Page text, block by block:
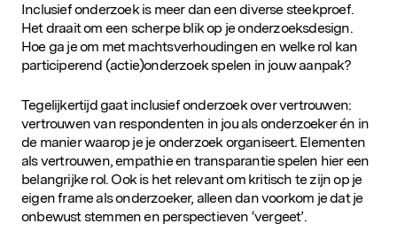
Inclusief onderzoek is meer dan een diverse steekproef.
Het draait om een scherpe blik op je onderzoeksdesign.
Hoe ga je om met machtsverhoudingen en welke rol kan
participerend (actie)onderzoek spelen in jouw aanpak?
Tegelijkertijd gaat inclusief onderzoek over vertrouwen:
vertrouwen van respondenten in jou als onderzoeker én in
de manier waarop je je onderzoek organiseert. Elementen
als vertrouwen, empathie en transparantie spelen hier een
belangrijke rol. Ook is het relevant om kritisch te zijn op je
eigen frame als onderzoeker, alleen dan voorkom je dat je
onbewust stemmen en perspectieven ‘vergeet’.
nieuwsbrief